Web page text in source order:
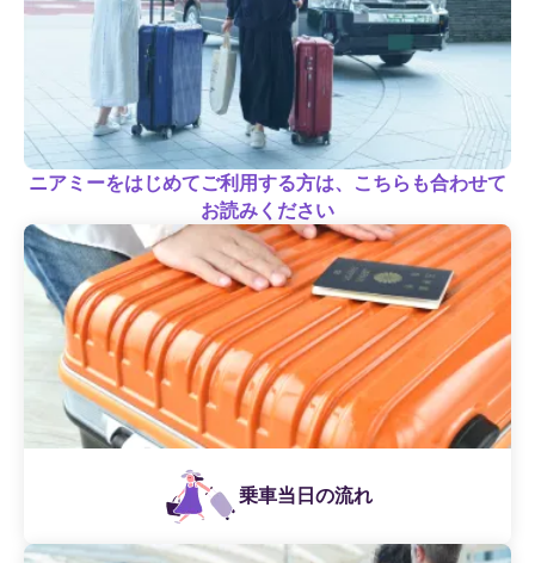
ニアミーをはじめてご利用する方は、こちらも合わせて
お読みください
乗車当日の流れ